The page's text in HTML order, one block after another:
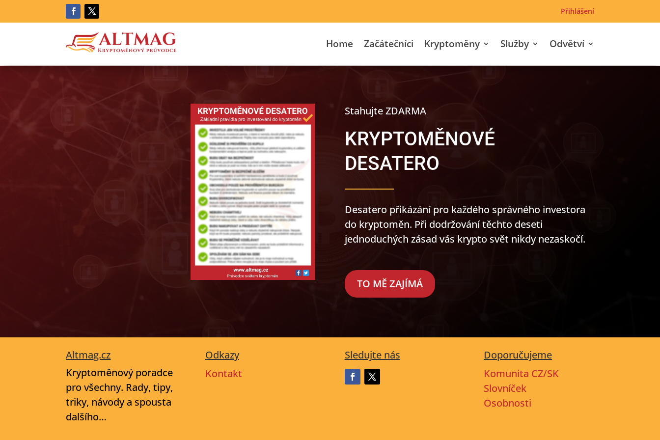
Přihlášení
Home Začátečníci Kryptoměny Služby Odvětví
Stahujte ZDARMA
KRYPTOMĚNOVÉ
DESATERO
Desatero přikázání pro každého správného investora
do kryptoměn. Při dodržování těchto deseti
jednoduchých zásad vás krypto svět nikdy nezaskočí.
TO MĚ ZAJÍMÁ
Altmag.cz
Kryptoměnový poradce
pro všechny. Rady, tipy,
triky, návody a spousta
dalšího…
Odkazy
Kontakt
Sledujte nás
Doporučujeme
Komunita CZ/SK
Slovníček
Osobnosti